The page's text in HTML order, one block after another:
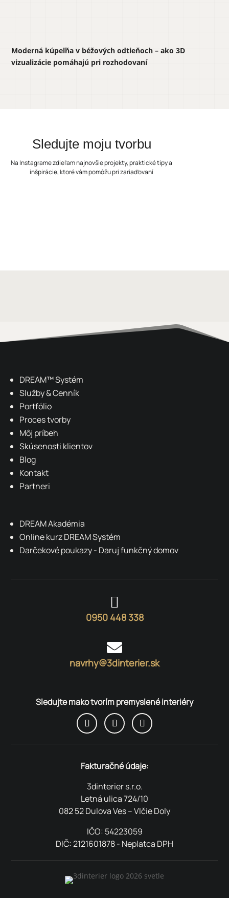
Moderná kúpeľňa v béžových odtieňoch – ako 3D
vizualizácie pomáhajú pri rozhodovaní
Sledujte moju tvorbu
Na Instagrame zdieľam najnovšie projekty, praktické tipy a
inšpirácie, ktoré vám pomôžu pri zariaďovaní
DREAM™ Systém
Služby & Cenník
Portfólio
Proces tvorby
Môj príbeh
Skúsenosti klientov
Blog
Kontakt
Partneri
DREAM Akadémia
Online kurz DREAM Systém
Darčekové poukazy - Daruj funkčný domov

0950 448 338

navrhy@3dinterier.sk
Sledujte mako tvorím premyslené interiéry
Fakturačné údaje:
3dinterier s.r.o.
Letná ulica 724/10
082 52 Dulova Ves – Vlčie Doly
IČO: 54223059
DIČ: 2121601878 - Neplatca DPH